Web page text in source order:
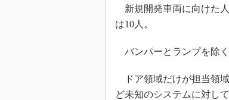
新規開発車両に向けた
は10人。
バンパーとランプを除
ドア領域だけが担当領
ど未知のシステムに対し